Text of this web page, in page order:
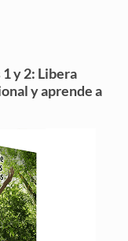
y 2: Libera
y aprende a